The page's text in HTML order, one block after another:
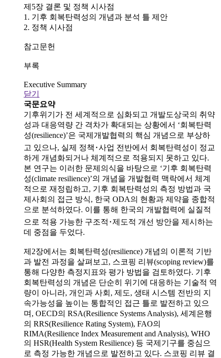
제5장 결론 및 정책 시사점
1. 기후 회복탄력성의 개념과 분석 틀 제안
2. 정책 시사점
참고문헌
부록
Executive Summary
닫기
국문요약
기후위기가 전 세계적으로 심화되고 개발도상국의 취약
성과 대응역량 간 격차가 확대되는 상황에서 ‘회복탄력
성(resilience)’은 국제개발협력의 핵심 개념으로 부상하
고 있으나, 실제 정책･사업 전반에서 회복탄력성이 정교
하게 개념화되거나 체계적으로 적용되지 못하고 있다.
본 연구는 이러한 문제의식을 바탕으로 ‘기후 회복탄력
성(climate resilience)’의 개념을 개발협력 맥락에서 체계
적으로 재정립하고, 기후 회복탄력성의 측정 방법과 국
제사회의 접근 방식, 한국 ODA의 현황과 제약을 종합적
으로 분석하였다. 이를 통해 한국의 개발협력에 실질적
으로 적용 가능한 구조적･제도적 개선 방안을 제시하는
데 중점을 두었다.
제2장에서는 회복탄력성(resilience) 개념의 이론적 기반
과 발전 과정을 살펴보고, 스코핑 리뷰(scoping review)를
통해 다양한 측정지표와 평가 방법을 검토하였다. 기후
회복탄력성의 개념은 단순히 위기에 대응하는 기술적 역
량이 아니라, 개인과 사회, 제도, 생태 시스템 전반의 지
속가능성을 높이는 통합적인 접근 틀로 발전하고 있으
며, OECD의 RSA(Resilience Systems Analysis), 세계은행
의 RRS(Resilience Rating System), FAO의
RIMA(Resilience Index Measurement and Analysis), WHO
의 HSR(Health System Resilience) 등 국제기구를 중심으
로 측정 가능한 개념으로 발전하고 있다. 스코핑 리뷰 결